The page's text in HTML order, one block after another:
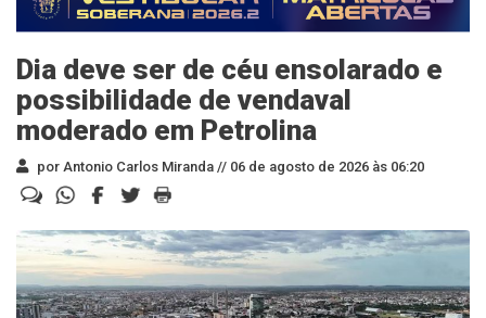
Dia deve ser de céu ensolarado e
possibilidade de vendaval
moderado em Petrolina
por Antonio Carlos Miranda // 06 de agosto de 2026 às 06:20